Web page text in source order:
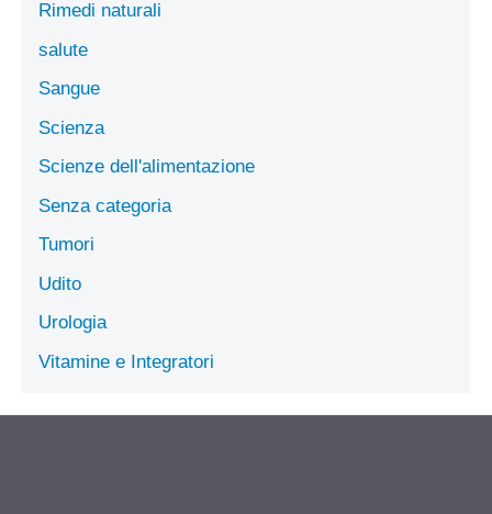
Rimedi naturali
salute
Sangue
Scienza
Scienze dell'alimentazione
Senza categoria
Tumori
Udito
Urologia
Vitamine e Integratori